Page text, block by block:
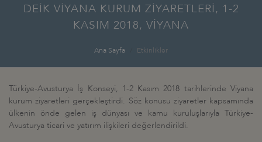
DEİK VİYANA KURUM ZİYARETLERİ, 1-2
KASIM 2018, VİYANA
Ana Sayfa Etkinlikler
Türkiye-Avusturya İş Konseyi, 1-2 Kasım 2018 tarihlerinde Viyana
kurum ziyaretleri gerçekleştirdi. Söz konusu ziyaretler kapsamında
ülkenin önde gelen iş dünyası ve kamu kuruluşlarıyla Türkiye-
Avusturya ticari ve yatırım ilişkileri değerlendirildi.